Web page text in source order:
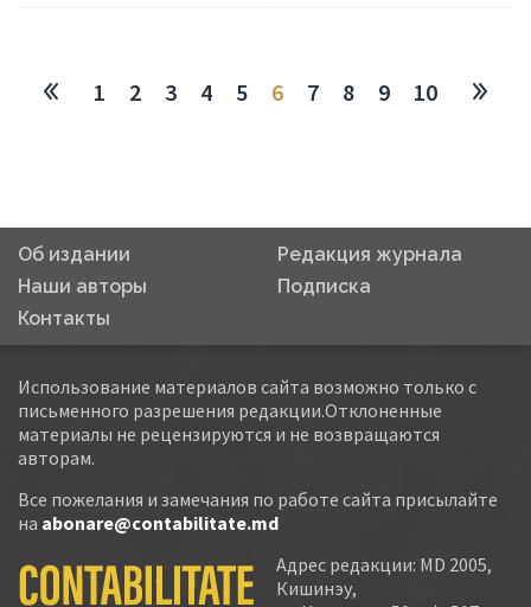
1 2 3 4 5 6 7 8 9 10
Об издании
Редакция журнала
Наши авторы
Подписка
Контакты
Использование материалов сайта возможно только с
письменного разрешения редакции.Отклоненные
материалы не рецензируются и не возвращаются
авторам.
Все пожелания и замечания по работе сайта присылайте
на abonare@contabilitate.md
Адрес редакции: MD 2005,
Кишинэу,